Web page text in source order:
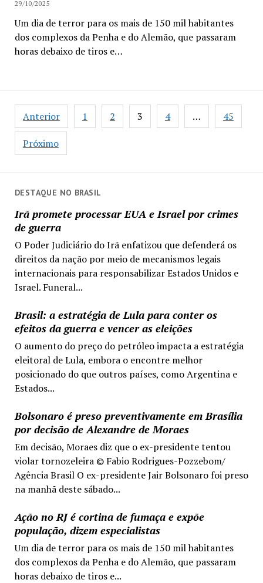
DESTAQUE NO BRASIL
Irã promete processar EUA e Israel por crimes
de guerra
O Poder Judiciário do Irã enfatizou que defenderá os
direitos da nação por meio de mecanismos legais
internacionais para responsabilizar Estados Unidos e
Israel. Funeral...
Brasil: a estratégia de Lula para conter os
efeitos da guerra e vencer as eleições
O aumento do preço do petróleo impacta a estratégia
eleitoral de Lula, embora o encontre melhor
posicionado do que outros países, como Argentina e
Estados...
Bolsonaro é preso preventivamente em Brasília
por decisão de Alexandre de Moraes
Em decisão, Moraes diz que o ex-presidente tentou
violar tornozeleira © Fabio Rodrigues-Pozzebom/
Agência Brasil O ex-presidente Jair Bolsonaro foi preso
na manhã deste sábado...
Ação no RJ é cortina de fumaça e expõe
população, dizem especialistas
Um dia de terror para os mais de 150 mil habitantes
dos complexos da Penha e do Alemão, que passaram
horas debaixo de tiros e...
29/10/2025
Um dia de terror para os mais de 150 mil habitantes
dos complexos da Penha e do Alemão, que passaram
horas debaixo de tiros e…
Paginação
de
posts
Anterior 1 2 3 4 … 45
Próximo